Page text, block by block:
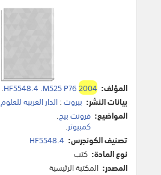
المؤلف: HF5548.4 .M525 P762004
.
بيانات النشر: بيروت:الدار العربيه للعلوم
المواضيع: فرونت بيج.
كمبيوتر.
تصنيف الكونجرس: HF5548.4
نوع المادة: كتب
المصدر: المكتبة الرئيسية